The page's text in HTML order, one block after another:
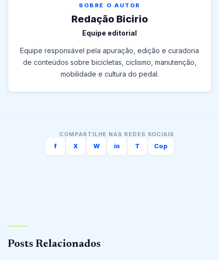
SOBRE O AUTOR
Redação Bicirio
Equipe editorial
Equipe responsável pela apuração, edição e curadoria
de conteúdos sobre bicicletas, ciclismo, manutenção,
mobilidade e cultura do pedal.
COMPARTILHE NAS REDES SOCIAIS
f X W in T Cop
Posts Relacionados